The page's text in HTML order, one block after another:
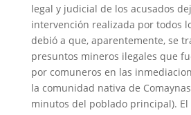
legal y judicial de los acusados
intervención realizada por todos
debió a que, aparentemente, se
presuntos mineros ilegales que
por comuneros en las
la comunidad nativa de
minutos del poblado principal). El